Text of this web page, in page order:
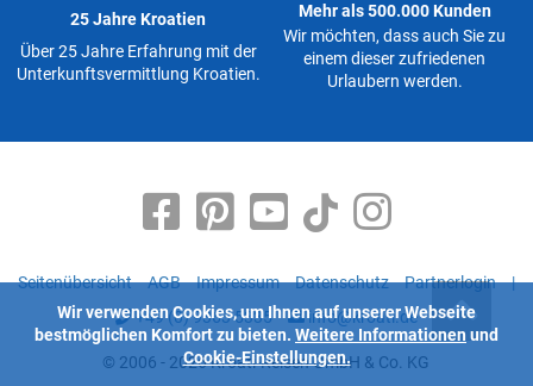
25 Jahre Kroatien
Über 25 Jahre Erfahrung mit der
Unterkunftsvermittlung Kroatien.
Mehr als 500.000 Kunden
Wir möchten, dass auch Sie zu
einem dieser zufriedenen
Urlaubern werden.
Seitenübersicht AGB Impressum Datenschutz Partnerlogin
|
+49 (0) 9363 5335
info@kroati.de
© 2006 - 2026 Kroati-Reisen GmbH & Co. KG
Wir verwenden Cookies, um Ihnen auf unserer Webseite
bestmöglichen Komfort zu bieten. Weitere Informationen und
Cookie-Einstellungen.